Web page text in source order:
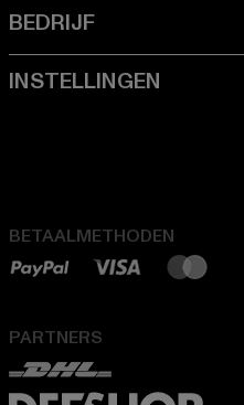
BETAALMETHODEN
PARTNERS